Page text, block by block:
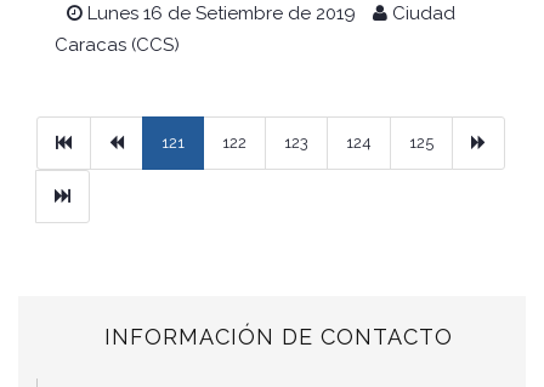
Lunes 16 de Setiembre de 2019
Ciudad
Caracas (CCS)
PrimeraPrevious
121 122 123 124 125
Ultimo
INFORMACIÓN DE CONTACTO